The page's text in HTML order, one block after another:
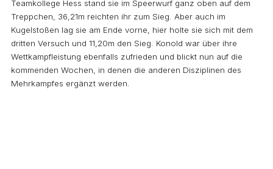
Teamkollege Hess stand sie im Speerwurf ganz oben auf dem
Treppchen, 36,21m reichten ihr zum Sieg. Aber auch im
Kugelstoßen lag sie am Ende vorne, hier holte sie sich mit dem
dritten Versuch und 11,20m den Sieg. Konold war über ihre
Wettkampfleistung ebenfalls zufrieden und blickt nun auf die
kommenden Wochen, in denen die anderen Disziplinen des
Mehrkampfes ergänzt werden.